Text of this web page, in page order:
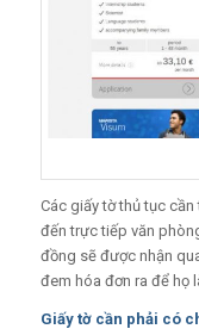
Các giấy tờ thủ tục
đến trực tiếp văn
đồng sẽ được nhận
đem hóa đơn ra để họ
Giấy tờ cần phải có